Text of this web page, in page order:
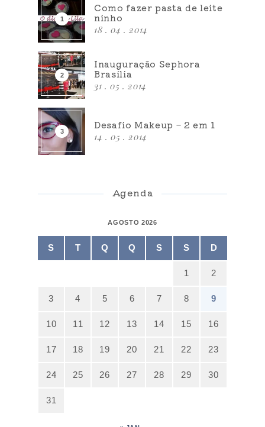
Como fazer pasta de leite
ninho
18 . 04 . 2014
Inauguração Sephora
Brasília
31 . 05 . 2014
Desafio Makeup – 2 em 1
14 . 05 . 2014
Agenda
AGOSTO 2026
S T Q Q S S D
1 2
3 4 5 6 7 8 9
10 11 12 13 14 15 16
17 18 19 20 21 22 23
24 25 26 27 28 29 30
31